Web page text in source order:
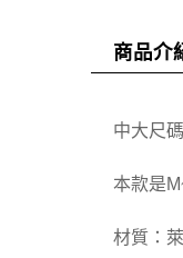
商品介
中大尺
本款是
材質：